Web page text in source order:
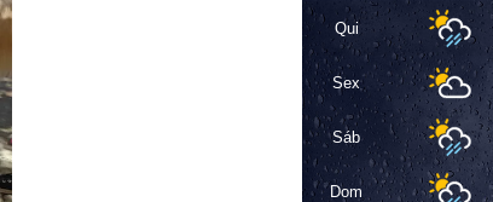
Qui
Sex
Sáb
Dom